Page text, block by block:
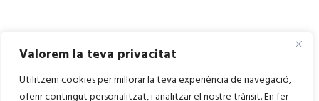
Valorem la teva privacitat
Utilitzem cookies per millorar la teva experiència de navegació,
oferir contingut personalitzat, i analitzar el nostre trànsit. En fer